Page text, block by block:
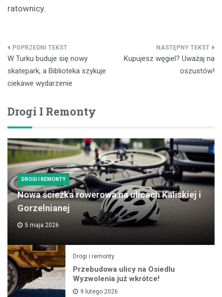
ratownicy.
Nawigacja
wpisu
W Turku buduje się nowy
skatepark, a Biblioteka szykuje
ciekawe wydarzenie
Kupujesz węgiel? Uważaj na
oszustów!
Drogi I Remonty
DROGI I REMONTY
Nowa ścieżka rowerowa na ulicach Kaliskiej i
Gorzelnianej
5 maja 2026
Drogi i remonty
Przebudowa ulicy na Osiedlu
Wyzwolenia już wkrótce!
9 lutego 2026